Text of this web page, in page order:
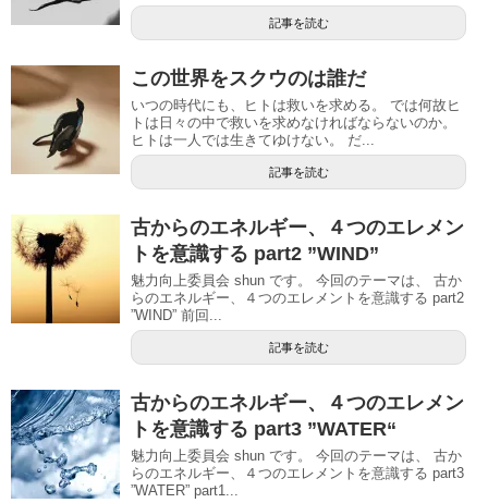
記事を読む
この世界をスクウのは誰だ
いつの時代にも、ヒトは救いを求める。 では何故ヒ
トは日々の中で救いを求めなければならないのか。
ヒトは一人では生きてゆけない。 だ...
記事を読む
古からのエネルギー、４つのエレメン
トを意識する part2 ”WIND”
魅力向上委員会 shun です。 今回のテーマは、 古か
らのエネルギー、４つのエレメントを意識する part2
”WIND” 前回...
記事を読む
古からのエネルギー、４つのエレメン
トを意識する part3 ”WATER“
魅力向上委員会 shun です。 今回のテーマは、 古か
らのエネルギー、４つのエレメントを意識する part3
”WATER” part1...